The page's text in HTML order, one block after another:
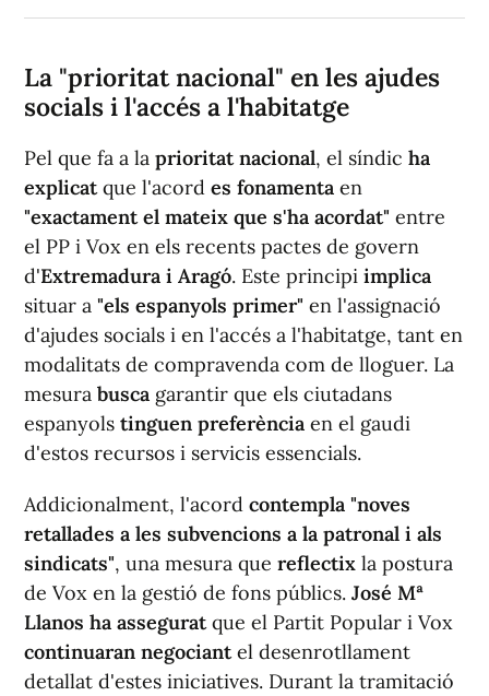
La "prioritat nacional" en les ajudes
socials i l'accés a l'habitatge
Pel que fa a la prioritat nacional, el síndic ha
explicatque l'acord es fonamenta en
"exactament el mateix que s'ha acordat" entre
el PP i Vox en els recents pactes de govern
d'Extremadura i Aragó. Este principi implica
situar a "els espanyols primer" en l'assignació
d'ajudes socials i en l'accés a l'habitatge, tant en
modalitats de compravenda com de lloguer. La
mesura busca garantir que els ciutadans
espanyols tinguen preferència en el gaudi
d'estos recursos i servicis essencials.
Addicionalment, l'acord contempla "noves
retallades a les subvencions a la patronal i als
sindicats", una mesura que reflectix la postura
de Vox en la gestió de fons públics. José Mª
Llanos ha asseguratque el Partit Popular i Vox
continuaran negociantel desenrotllament
detallat d'estes iniciatives. Durant la tramitació